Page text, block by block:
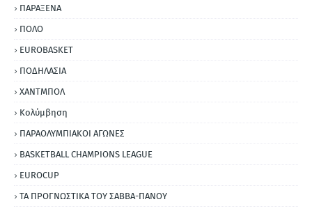
ΠΑΡΑΞΕΝΑ
ΠΟΛΟ
EUROBASKET
ΠΟΔΗΛΑΣΙΑ
ΧΑΝΤΜΠΟΛ
Κολύμβηση
ΠΑΡΑΟΛΥΜΠΙΑΚΟΙ ΑΓΩΝΕΣ
BASKETBALL CHAMPIONS LEAGUE
EUROCUP
ΤΑ ΠΡΟΓΝΩΣΤΙΚΑ ΤΟΥ ΣΑΒΒΑ-ΠΑΝΟΥ